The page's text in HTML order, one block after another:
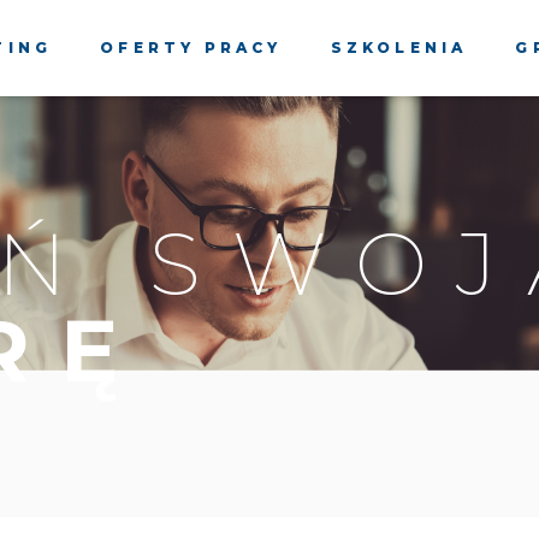
OFERTY PRACY SZKOLENIA